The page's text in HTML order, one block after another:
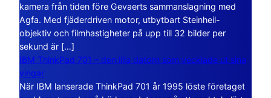
kamera från tiden före Gevaerts sammanslagning med
Agfa. Med fjäderdriven motor, utbytbart Steinheil-
objektiv och filmhastigheter på upp till 32 bilder per
sekund är […]
IBM ThinkPad 701 – den lilla datorn som vecklade ut sina
vingar
När IBM lanserade ThinkPad 701 år 1995 löste företaget